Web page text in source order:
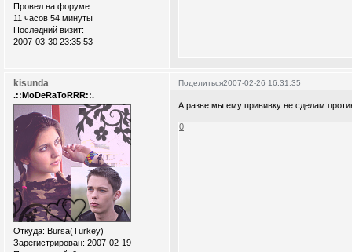
Провел на форуме:
11 часов 54 минуты
Последний визит:
2007-03-30 23:35:53
Поделиться2007-02-26 16:31:35
kisunda
.::MoDeRaToRRR::.
Откуда: Bursa(Turkey)
Зарегистрирован: 2007-02-19
А разве мы ему прививку не сделам
0